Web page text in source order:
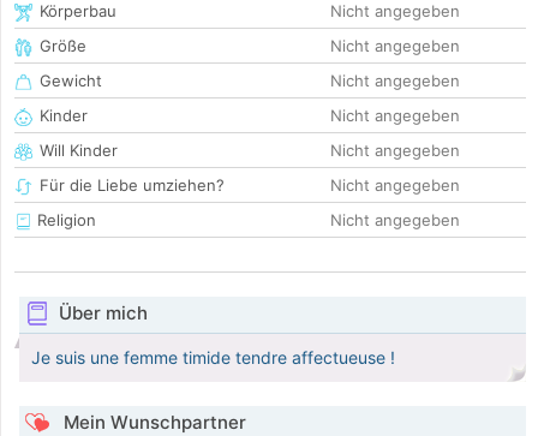
Körperbau
Nicht angegeben
Größe
Nicht angegeben
Gewicht
Nicht angegeben
Kinder
Nicht angegeben
Will Kinder
Nicht angegeben
Für die Liebe umziehen?
Nicht angegeben
Religion
Nicht angegeben
Über mich
Je suis une femme timide tendre affectueuse !
Mein Wunschpartner